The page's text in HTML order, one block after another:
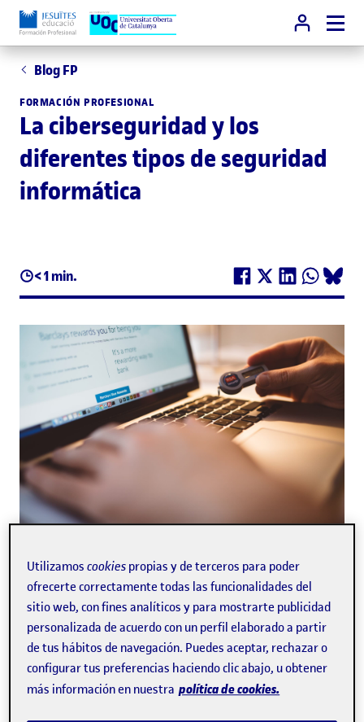
Blog FP
FORMACIÓN PROFESIONAL
La ciberseguridad y los
diferentes tipos de seguridad
informática
< 1 min.
En la administración de sistemas informáticos en
red, una de las cuestiones más importantes es la
protección de datos de red. Existen varios tipos de
seguridad informática: la seguridad de hardware, la
seguridad de software y la seguridad de red.
Veamos en qué consiste cada uno de estos tipos de
seguridad informática.
Utilizamoscookies propias y de terceros para poder
ofrecerte correctamente todas las funcionalidades del
sitio web, con fines analíticos y para mostrarte publicidad
personalizada de acuerdo con un perfil elaborado a partir
de tus hábitos de navegación. Puedes aceptar, rechazar o
configurar tus preferencias haciendo clic abajo, u obtener
más información en nuestra política de cookies.